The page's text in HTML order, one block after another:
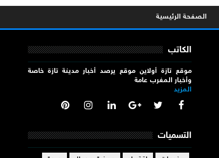
الصفحة الرئيسية
الكاتب
موقع تازة أولاين موقع يرصد أخبار مدينة تازة خاصة
وأخبار المغرب عامة
المزيد
التسميات